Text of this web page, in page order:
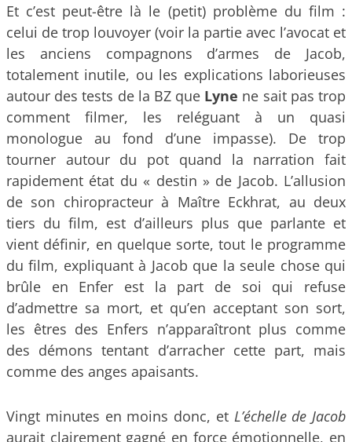
Et c’est peut-être là le (petit) problème du film :
celui de trop louvoyer (voir la partie avec l’avocat et
les anciens compagnons d’armes de Jacob,
totalement inutile, ou les explications laborieuses
autour des tests de la BZ que Lyne ne sait pas trop
comment filmer, les reléguant à un quasi
monologue au fond d’une impasse). De trop
tourner autour du pot quand la narration fait
rapidement état du « destin » de Jacob. L’allusion
de son chiropracteur à Maître Eckhrat, au deux
tiers du film, est d’ailleurs plus que parlante et
vient définir, en quelque sorte, tout le programme
du film, expliquant à Jacob que la seule chose qui
brûle en Enfer est la part de soi qui refuse
d’admettre sa mort, et qu’en acceptant son sort,
les êtres des Enfers n’apparaîtront plus comme
des démons tentant d’arracher cette part, mais
comme des anges apaisants.
Vingt minutes en moins donc, et L’échelle de Jacob
aurait clairement gagné en force émotionnelle, en